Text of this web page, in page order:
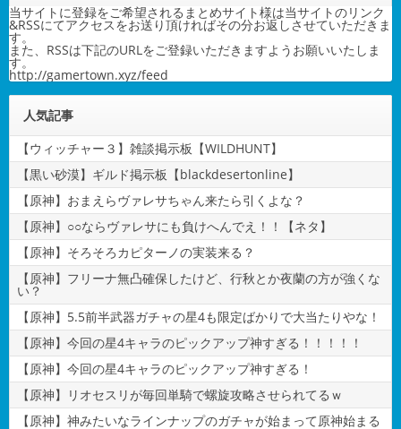
当サイトに登録をご希望されるまとめサイト様は当サイトのリンク
&RSSにてアクセスをお送り頂ければその分お返しさせていただきま
す。
また、RSSは下記のURLをご登録いただきますようお願いいたしま
す。
http://gamertown.xyz/feed
人気記事
【ウィッチャー３】雑談掲示板【WILDHUNT】
【黒い砂漠】ギルド掲示板【blackdesertonline】
【原神】おまえらヴァレサちゃん来たら引くよな？
【原神】○○ならヴァレサにも負けへんでえ！！【ネタ】
【原神】そろそろカピターノの実装来る？
【原神】フリーナ無凸確保したけど、行秋とか夜蘭の方が強くな
い？
【原神】5.5前半武器ガチャの星4も限定ばかりで大当たりやな！
【原神】今回の星4キャラのピックアップ神すぎる！！！！！
【原神】今回の星4キャラのピックアップ神すぎる！
【原神】リオセスリが毎回単騎で螺旋攻略させられてるｗ
【原神】神みたいなラインナップのガチャが始まって原神始まる